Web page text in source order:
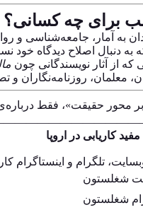
برای چه کسانی؟
به آمار، جامعه‌شناسی و
به دنبال اصلاح دیدگاه خود
که از آثار نویسندگانی چون
معلمان، روزنامه‌نگاران و
محور حقیقت»، فقط
کاریابی در اروپا
تلگرام و اینستاگرام
شغلستون
شغلستون